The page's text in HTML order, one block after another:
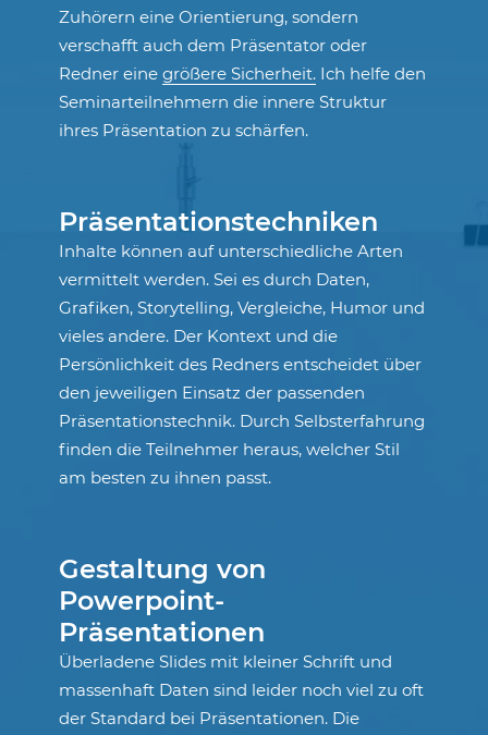
Zuhörern eine Orientierung, sondern
verschafft auch dem Präsentator oder
Redner eine größere Sicherheit.Ich helfe den
Seminarteilnehmern die innere Struktur
ihres Präsentation zu schärfen.
Präsentationstechniken
Inhalte können auf unterschiedliche Arten
vermittelt werden. Sei es durch Daten,
Grafiken, Storytelling, Vergleiche, Humor und
vieles andere. Der Kontext und die
Persönlichkeit des Redners entscheidet über
den jeweiligen Einsatz der passenden
Präsentationstechnik. Durch Selbsterfahrung
finden die Teilnehmer heraus, welcher Stil
am besten zu ihnen passt.
Gestaltung von
Powerpoint-
Präsentationen
Überladene Slides mit kleiner Schrift und
massenhaft Daten sind leider noch viel zu oft
der Standard bei Präsentationen. Die